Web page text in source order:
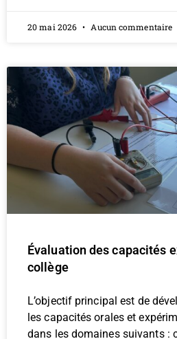
20 mai 2026 Aucun commentaire
Évaluation des capacités
collège
L’objectif principal est de
les capacités orales et
dans les domaines suivants :